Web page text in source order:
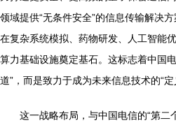
领域提供“无条件安全”的信息传输解决
在复杂系统模拟、药物研发、人工智能
算力基础设施奠定基石。这标志着中国
道”，而是致力于成为未来信息技术的“定
这一战略布局，与中国电信的“第二